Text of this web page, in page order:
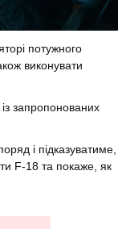
потужного
виконувати
запропонованих
і підказуватиме,
F-18 та покаже, як